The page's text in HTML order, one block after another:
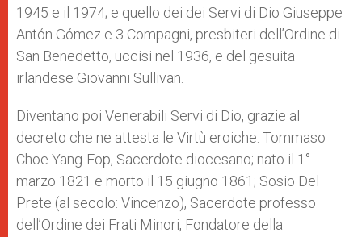
1945 e il 1974; e quello dei dei Servi di Dio Giuseppe
Antón Gómez e 3 Compagni, presbiteri dell’Ordine di
San Benedetto, uccisi nel 1936, e del gesuita
irlandese Giovanni Sullivan.
Diventano poi Venerabili Servi di Dio, grazie al
decreto che ne attesta le Virtù eroiche: Tommaso
Choe Yang-Eop, Sacerdote diocesano; nato il 1°
marzo 1821 e morto il 15 giugno 1861; Sosio Del
Prete (al secolo: Vincenzo), Sacerdote professo
dell’Ordine dei Frati Minori, Fondatore della